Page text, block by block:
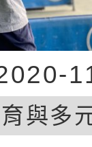
與多